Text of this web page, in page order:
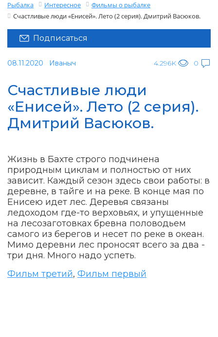
Рыбалка Интересное
Фильмы о рыбалке
Счастливые люди «Енисей». Лето (2 серия). Дмитрий Васюков.
Подписаться
08.11.2020 Иваныч 4.296K 0
Счастливые люди
«Енисей». Лето (2 серия).
Дмитрий Васюков.
Жизнь в Бахте строго подчинена
природным циклам и полностью от них
зависит. Каждый сезон здесь свои работы: в
деревне, в тайге и на реке. В конце мая по
Енисею идет лес. Деревья связаны
ледоходом где-то верховьях, и упущенные
на лесозаготовках бревна половодьем
самого из берегов и несет по реке в океан.
Мимо деревни лес проносят всего за два -
три дня. Много надо успеть.
Фильм третий, Фильм первый